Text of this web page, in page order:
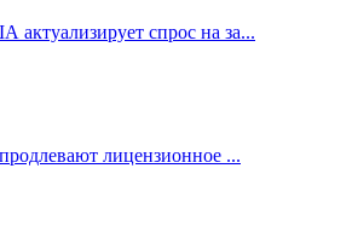
спрос на за...
лицензионное ...